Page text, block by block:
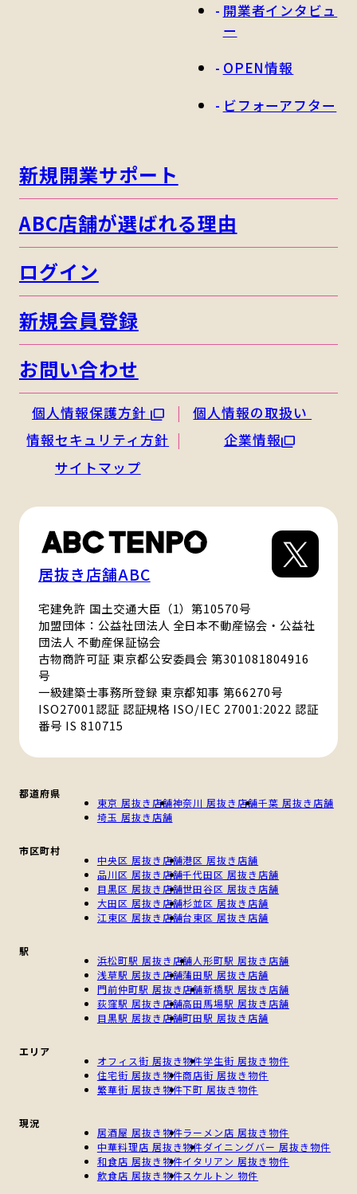
開業者インタビュ
ー
OPEN情報
ビフォーアフター
新規開業サポート
ABC店舗が選ばれる理由
ログイン
新規会員登録
お問い合わせ
個人情報保護方針
個人情報の取扱い
情報セキュリティ方針
企業情報
サイトマップ
居抜き店舗ABC
宅建免許 国土交通大臣（1）第10570号
加盟団体：公益社団法人 全日本不動産協会・公益社
団法人 不動産保証協会
古物商許可証 東京都公安委員会 第301081804916
号
一級建築士事務所登録 東京都知事 第66270号
ISO27001認証 認証規格 ISO/IEC 27001:2022 認証
番号 IS 810715
都道府県
東京 居抜き店舗神奈川 居抜き店舗千葉 居抜き店舗
埼玉 居抜き店舗
市区町村
中央区 居抜き店舗港区 居抜き店舗
品川区 居抜き店舗千代田区 居抜き店舗
目黒区 居抜き店舗世田谷区 居抜き店舗
大田区 居抜き店舗杉並区 居抜き店舗
江東区 居抜き店舗台東区 居抜き店舗
駅
浜松町駅 居抜き店舗人形町駅 居抜き店舗
浅草駅 居抜き店舗蒲田駅 居抜き店舗
門前仲町駅 居抜き店舗新橋駅 居抜き店舗
荻窪駅 居抜き店舗高田馬場駅 居抜き店舗
目黒駅 居抜き店舗町田駅 居抜き店舗
エリア
オフィス街 居抜き物件学生街 居抜き物件
住宅街 居抜き物件商店街 居抜き物件
繁華街 居抜き物件下町 居抜き物件
現況
居酒屋 居抜き物件ラーメン店 居抜き物件
中華料理店 居抜き物件ダイニングバー 居抜き物件
和食店 居抜き物件イタリアン 居抜き物件
飲食店 居抜き物件スケルトン 物件